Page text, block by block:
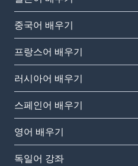
중국어 배우기
프랑스어 배우기
러시아어 배우기
스페인어 배우기
영어 배우기
독일어 강좌